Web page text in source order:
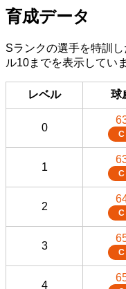
育成データ
Sランクの選手を特訓
ル10までを表示してい
レベル 球
0
C
1
C
2
C
3
C
4